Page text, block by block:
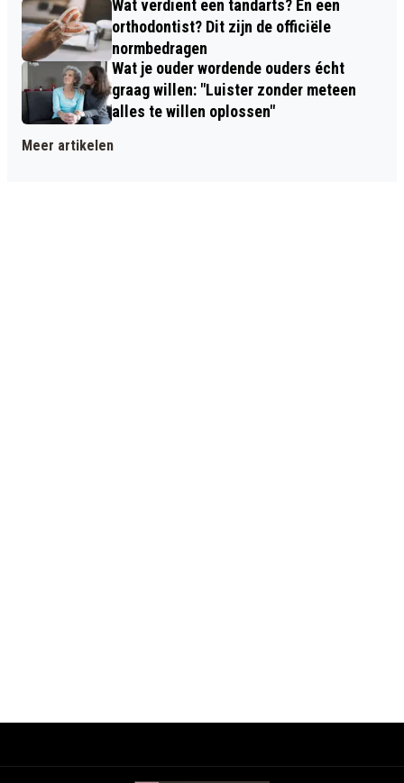
Wat verdient een tandarts? En een
orthodontist? Dit zijn de officiële
normbedragen
Wat je ouder wordende ouders écht
graag willen: "Luister zonder meteen
alles te willen oplossen"
Meer artikelen